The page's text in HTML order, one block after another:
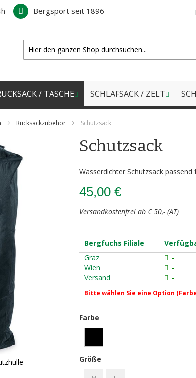
Bergsport seit 1896
/ TASCHE SCHLAFSACK / ZELT
Rucksackzubehör Schutzsack
Schutzsack
Wasserdichter Schutzsack
45,00 €
Versandkostenfrei ab € 50,- (AT)
Bergfuchs Filiale
Graz
-
Wien
-
Versand
-
Bitte wählen Sie eine Option
Farbe
Größe